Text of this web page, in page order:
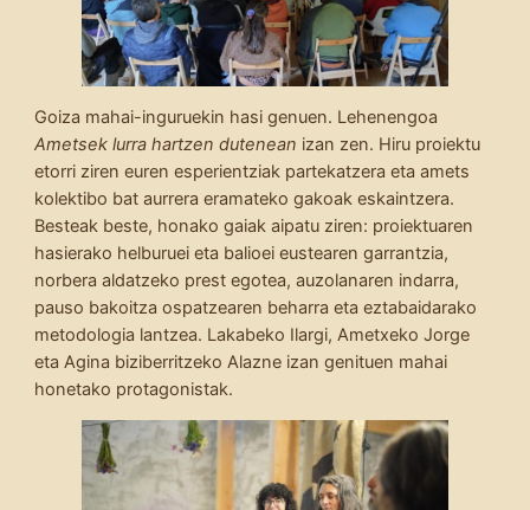
Goiza mahai-inguruekin hasi genuen. Lehenengoa
Ametsek lurra hartzen dutenean izan zen. Hiru proiektu
etorri ziren euren esperientziak partekatzera eta amets
kolektibo bat aurrera eramateko gakoak eskaintzera.
Besteak beste, honako gaiak aipatu ziren: proiektuaren
hasierako helburuei eta balioei eustearen garrantzia,
norbera aldatzeko prest egotea, auzolanaren indarra,
pauso bakoitza ospatzearen beharra eta eztabaidarako
metodologia lantzea. Lakabeko Ilargi, Ametxeko Jorge
eta Agina biziberritzeko Alazne izan genituen mahai
honetako protagonistak.